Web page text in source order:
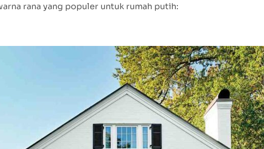
rana yang populer untuk rumah putih: